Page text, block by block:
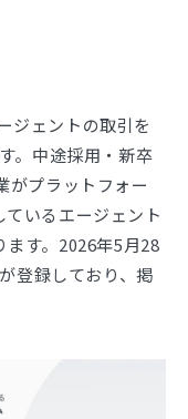
ジェントの取引を
。中途採用・新卒
がプラットフォー
いるエージェント
す。2026年5月28
登録しており、掲